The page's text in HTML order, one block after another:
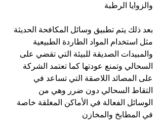
والزوايا الرطبة
بعد ذلك يتم تطبيق وسائل المكافحة الحديثة
مثل استخدام المواد الطاردة الطبيعية
والمبيدات الصديقة للبيئة التي تقضي على
السحالي وتمنع عودتها كما تعتمد الشركة
على المصائد اللاصقة التي تساعد في
التقاط السحالي دون ضرر وهي من
الوسائل الفعالة في الأماكن المغلقة خاصة
في المطابخ والمخازن